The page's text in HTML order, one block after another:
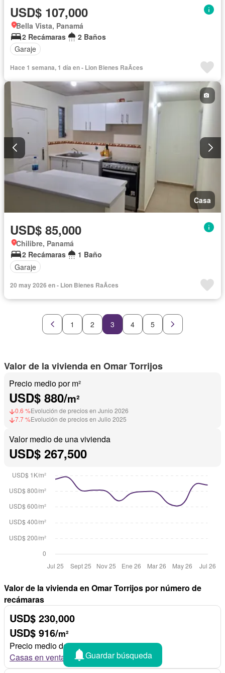
USD$ 107,000
Bella Vista, Panamá
2 Recámaras
2 Baños
Garaje
Hace 1 semana, 1 día en - Lion Bienes RaÃ­ces
Casa
USD$ 85,000
Chilibre, Panamá
2 Recámaras
1 Baño
Garaje
20 may 2026 en - Lion Bienes RaÃ­ces
1 2 3 4 5
Valor de la vivienda en Omar Torrijos
Precio medio por m²
USD$ 880/m²
0.6 %Evolución de precios en Junio 2026
7.7 %Evolución de precios en Julio 2025
Valor medio de una vivienda
USD$ 267,500
Valor de la vivienda en Omar Torrijos por número de
recámaras
USD$ 230,000
USD$ 916/m²
Precio medio de 3 recámaras
Casas en venta de 3 recámaras
Guardar búsqueda